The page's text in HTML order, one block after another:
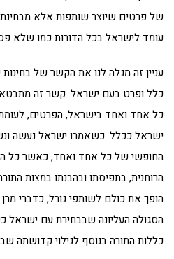
של פרטים שיוצר שותפות אלא
עומד לישראל בכל הדורות כמו שלא
עניין זה מגלה לנו את הקשר של
כלל ופרט בעם ישראל. קשר זה מתבטא
כל אחד ואחד בישראל, הפרטים,
ישראל ככלל. כשאמרו ישראל נעשה
החופשי של כל אחד ואחד, כאשר כל
הרוחנית, בתפיסתו ובהבנתו במצות
הופך את כולם לשותפי גורל, כדברי
הסגולה העליונה שבבחירת עם ישראל
כללות התורה בנוסף לגילוי קדושתה